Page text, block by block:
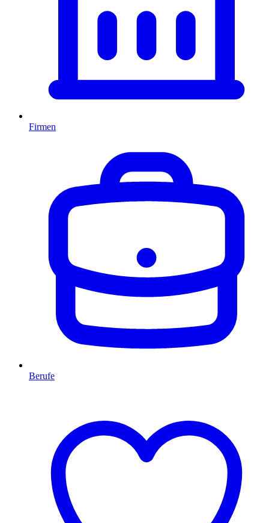
Firmen
Berufe